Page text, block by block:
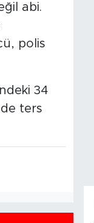
abi.
polis
34
ters